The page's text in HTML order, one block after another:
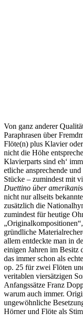
Von ganz anderer
Paraphrasen über
Flöte(n) plus Klavier
nicht die Höhe
Klavierparts sind eh‘
etliche ansprechende
Stücke – zumindest mit
Duettino über
nicht nur allseits
zusätzlich die
zumindest für heutige
gründliche
allem entdeckte man in
einigen Jahren im Besitz
das immer schon als
op. 25 für zwei Flöten
veritablen viersätzigen
Anfangssätze Franz
warum auch immer.
ungewöhnliche
Hörner und Flöte als